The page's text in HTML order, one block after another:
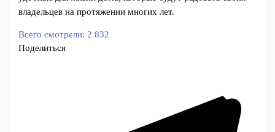
владельцев на протяжении многих лет.
Всего смотрели: 2 832
Поделиться